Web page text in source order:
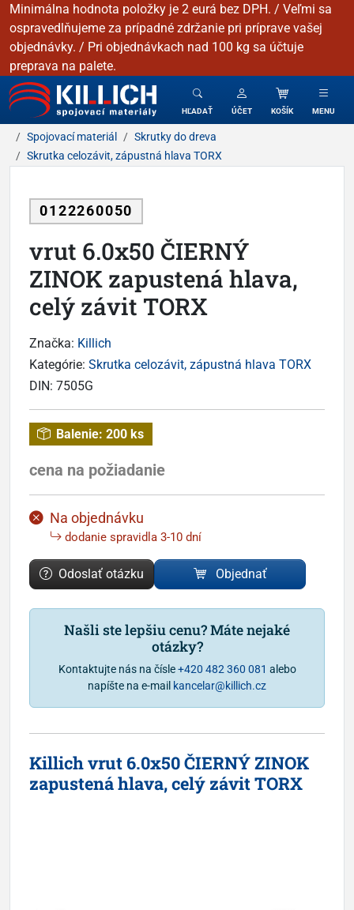
Minimálna hodnota položky je 2 eurá bez DPH. / Veľmi sa
ospravedlňujeme za prípadné zdržanie pri príprave vašej
objednávky. / Pri objednávkach nad 100 kg sa účtuje
preprava na palete.
KILLICH - Spojovacie materiály
HĽADAŤ ÚČET KOŠÍK MENU
Spojovací materiál
Skrutky do dreva
Skrutka celozávit, zápustná hlava TORX
0122260050
vrut 6.0x50 ČIERNÝ
ZINOK zapustená hlava,
celý závit TORX
Značka: Killich
Kategórie: Skrutka celozávit, zápustná hlava TORX
DIN: 7505G
Balenie: 200 ks
cena na požiadanie
Na objednávku
dodanie spravidla 3-10 dní
Odoslať otázku Objednať
Našli ste lepšiu cenu? Máte nejaké
otázky?
Kontaktujte nás na čísle+420 482 360 081 alebo
napíšte na e-mail kancelar@killich.cz
Killich vrut 6.0x50 ČIERNÝ ZINOK
zapustená hlava, celý závit TORX